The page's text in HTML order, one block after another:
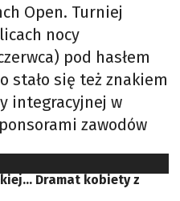
Open. Turniej
nocy
pod hasłem
stało się też znakiem
integracyjnej w
zawodów
Dramat kobiety z